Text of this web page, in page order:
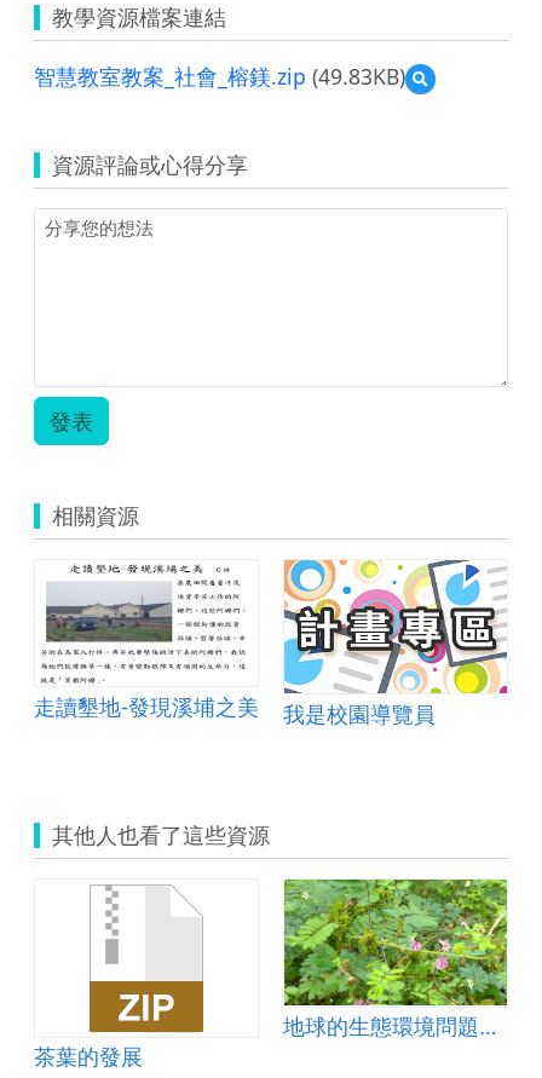
教學資源檔案連結
智慧教室教案_社會_榕鎂.zip (49.83KB)
預
覽
室
教
資源評論或心得分享
發表
相關資源
走讀墾地-發現溪埔之美 我是校園導覽員
其他人也看了這些資源
茶葉的發展
地球的生態環境問題&mdash;外來物種